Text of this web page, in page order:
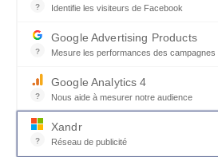
? Identifie les visiteurs de Facebook
?
Google Advertising Products
Mesure les performances des campagnes
?
Google Analytics 4
Nous aide à mesurer notre audience
Essentiel pour la gestion du site
?
Xandr
Réseau de publicité
CGV & POLICY